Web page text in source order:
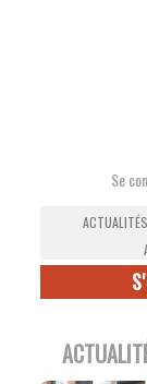
Se
ACTUALITÉS